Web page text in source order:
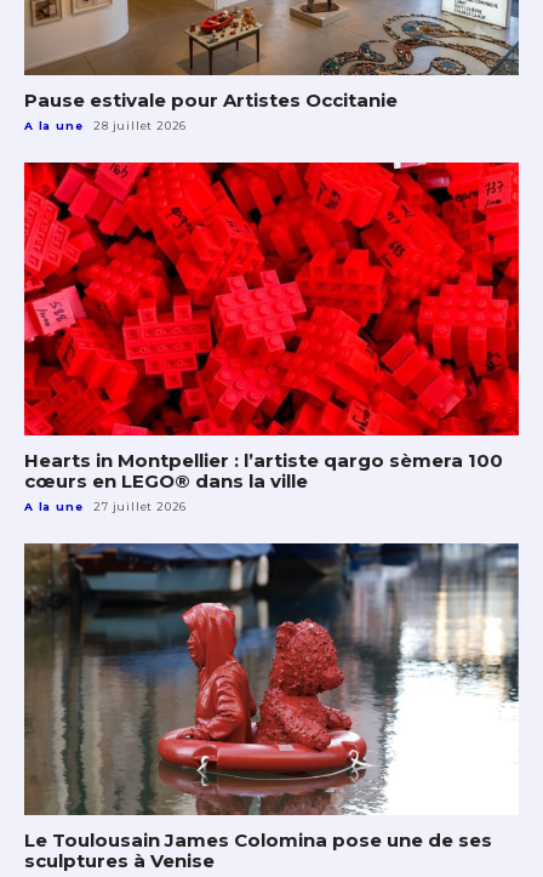
Pause estivale pour Artistes Occitanie
A la une 28 juillet 2026
Hearts in Montpellier : l’artiste qargo sèmera 100
cœurs en LEGO® dans la ville
A la une 27 juillet 2026
Le Toulousain James Colomina pose une de ses
sculptures à Venise